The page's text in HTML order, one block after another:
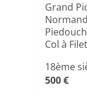
Grand
Col à
18ème
500 €